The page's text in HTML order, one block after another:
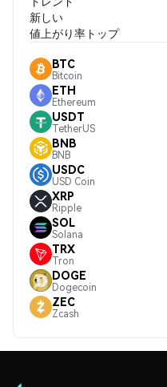
新しい
値上がり率トップ
BTC
Bitcoin
ETH
Ethereum
USDT
TetherUS
BNB
BNB
USDC
USD Coin
XRP
Ripple
SOL
Solana
TRX
Tron
DOGE
Dogecoin
ZEC
Zcash